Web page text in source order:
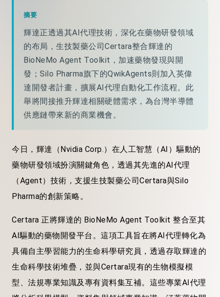
摘要
輝達正透過其AI代理技術，深化在藥物研發領域
的布局，生技製藥公司Certara整合輝達的
BioNeMo Agent Toolkit，加速藥物發現與開
發；Silo Pharma旗下的QwikAgents則加入英偉
達開發者計畫，擴展AI代理自動化工作流程。此
舉將間接推升輝達相關硬體需求，為台灣半導體
供應鏈帶來新的商業機會。
今日，輝達（Nvidia Corp.）在人工智慧（AI）驅動的
藥物研發領域扮演關鍵角色，透過其先進的AI代理
（Agent）技術，支援生技製藥公司Certara與Silo
Pharma的創新策略。
Certara 正將輝達的 BioNeMo Agent Toolkit 整合至其
AI驅動的藥物開發平台。這項工具旨在將AI代理轉化為
具備自主學習能力的生命科學研究員，透過存取輝達的
生命科學技術堆疊，並與Certara現有的生物模擬模
型、法規專業知識及專有資料集互補。這些專業AI代理